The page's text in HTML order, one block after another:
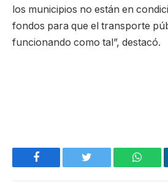
los municipios no están en
fondos para que el transporte
funcionando como tal”, destacó.
Facebook Twitter